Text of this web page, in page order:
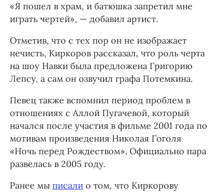
«Я пошел в храм, и батюшка запретил мне
играть чертей», — добавил артист.
Отметив, что с тех пор он не изображает
нечисть, Киркоров рассказал, что роль черта
на шоу Навки была предложена Григорию
Лепсу, а сам он озвучил графа Потемкина.
Певец также вспомнил период проблем в
отношениях с Аллой Пугачевой, который
начался после участия в фильме 2001 года по
мотивам произведения Николая Гоголя
«Ночь перед Рождеством». Официально пара
развелась в 2005 году.
Ранее мы писали о том, что Киркорову